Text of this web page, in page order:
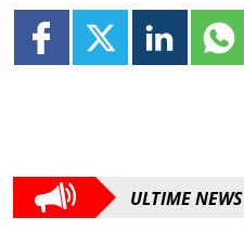
ULTIME NEWS